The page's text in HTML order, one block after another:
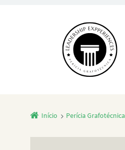
Início Perícia Grafotécnica